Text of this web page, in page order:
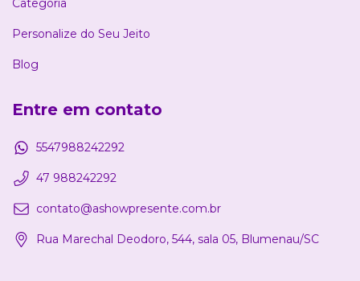
Personalize do Seu Jeito
Blog
Entre em contato
5547988242292
47 988242292
contato@ashowpresente.com.br
Rua Marechal Deodoro, 544, sala 05, Blumenau/SC